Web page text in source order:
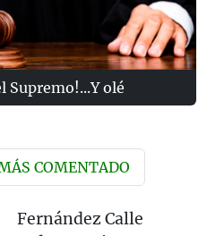
Supremo!...Y olé
COMENTADO
Fernández Calle